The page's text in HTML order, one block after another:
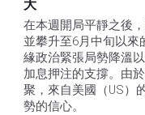
大
在本週開局平靜之後
並攀升至6月中旬以來
緣政治緊張局勢降溫
加息押注的支撐。由
聚，來自美國（US）
勢的信心。